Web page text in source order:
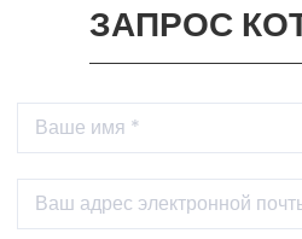
ЗАПРОС